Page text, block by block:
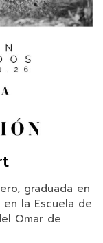
graduada en
en la Escuela de
Omar de